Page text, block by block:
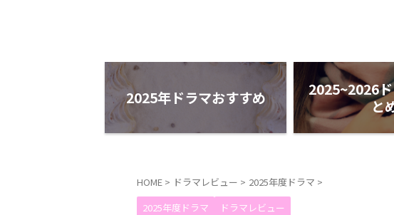
2025年ドラマおすすめ
2025~2026
と
HOME > ドラマレビュー > 2025年度ドラマ >
2025年度ドラマ
ドラマレビュー